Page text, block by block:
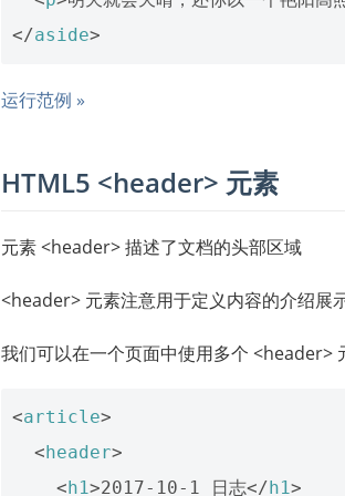
</aside>
运行范例 »
HTML5 <header> 元素
元素 <header> 描述了文档的头部区域
<header> 元素注意用于定义内容的介绍展
我们可以在一个页面中使用多个 <header>
<article>
<header>
<h1>2017-10-1 日志</h1>